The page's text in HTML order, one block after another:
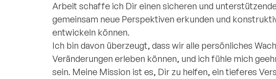
Arbeit schaffe ich Dir einen sicheren und
gemeinsam neue Perspektiven erkunden und
entwickeln können.
Ich bin davon überzeugt, dass wir alle persönliches
Veränderungen erleben können, und ich fühle mich
sein. Meine Mission ist es, Dir zu helfen, ein tieferes